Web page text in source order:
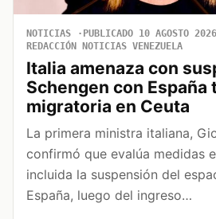
NOTICIAS PUBLICADO 10 AGOSTO 2026
REDACCIÓN NOTICIAS VENEZUELA
Italia amenaza con
Schengen con España
migratoria en Ceuta
La primera ministra italiana,
confirmó que evalúa medidas
incluida la suspensión del
España, luego del ingreso…